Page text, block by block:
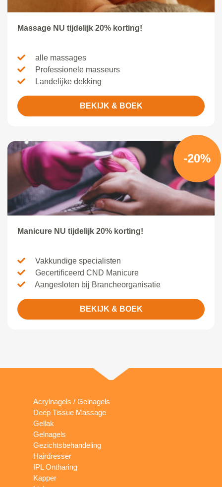
Massage NU tijdelijk 20% korting!
alle massages
Professionele masseurs
Landelijke dekking
BEKIJK & BOEK
-20%
Manicure NU tijdelijk 20% korting!
Vakkundige specialisten
Gecertificeerd CND Manicure
Aangesloten bij Brancheorganisatie
BEKIJK & BOEK
Acrylnagels / Gelnagels
Deep Tissue Massage
Gellak
Gelnagels
Gezichtsbehandeling
Hairdresser
IPL Ontharing
Kapper